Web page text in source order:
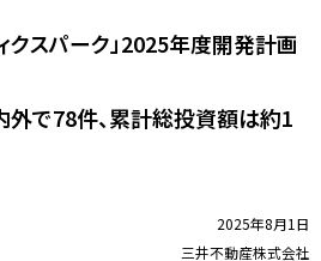
クスパーク」2025年度開発計画
で78件、累計総投資額は約1
2025年8月1日
三井不動産株式会社